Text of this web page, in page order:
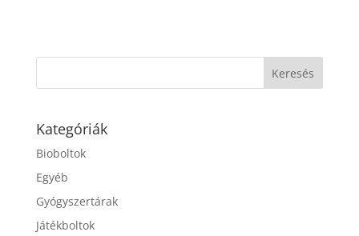
Kategóriák
Bioboltok
Egyéb
Gyógyszertárak
Játékboltok